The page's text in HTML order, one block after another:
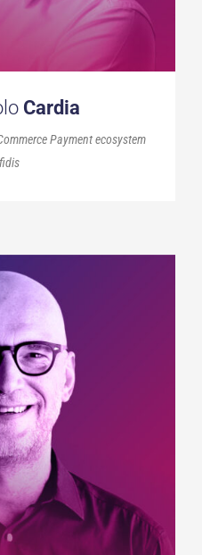
Cardia
Payment ecosystem